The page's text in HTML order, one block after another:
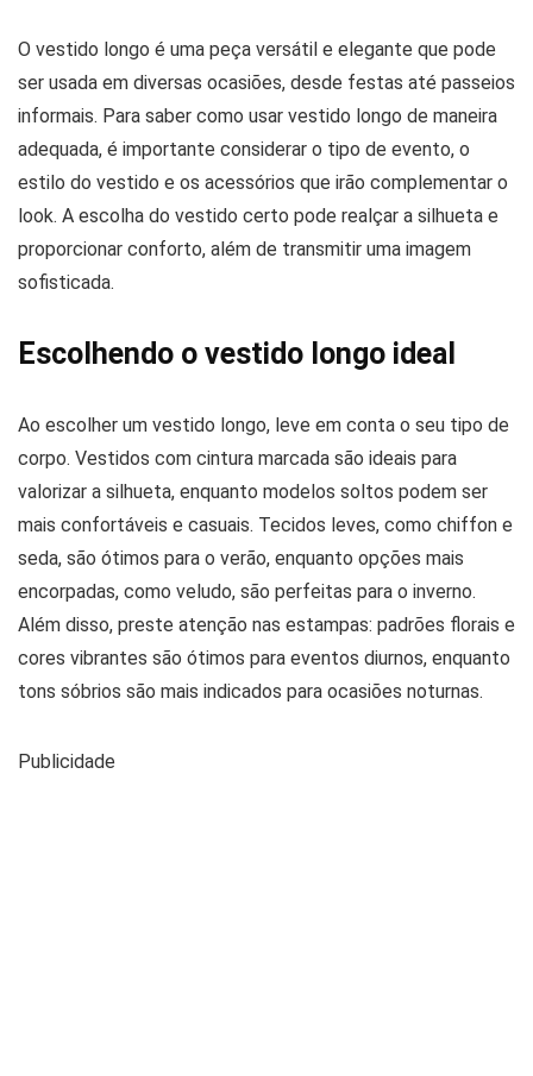
O vestido longo é uma peça versátil e elegante que pode
ser usada em diversas ocasiões, desde festas até passeios
informais. Para saber como usar vestido longo de maneira
adequada, é importante considerar o tipo de evento, o
estilo do vestido e os acessórios que irão complementar o
look. A escolha do vestido certo pode realçar a silhueta e
proporcionar conforto, além de transmitir uma imagem
sofisticada.
Escolhendo o vestido longo ideal
Ao escolher um vestido longo, leve em conta o seu tipo de
corpo. Vestidos com cintura marcada são ideais para
valorizar a silhueta, enquanto modelos soltos podem ser
mais confortáveis e casuais. Tecidos leves, como chiffon e
seda, são ótimos para o verão, enquanto opções mais
encorpadas, como veludo, são perfeitas para o inverno.
Além disso, preste atenção nas estampas: padrões florais e
cores vibrantes são ótimos para eventos diurnos, enquanto
tons sóbrios são mais indicados para ocasiões noturnas.
Publicidade